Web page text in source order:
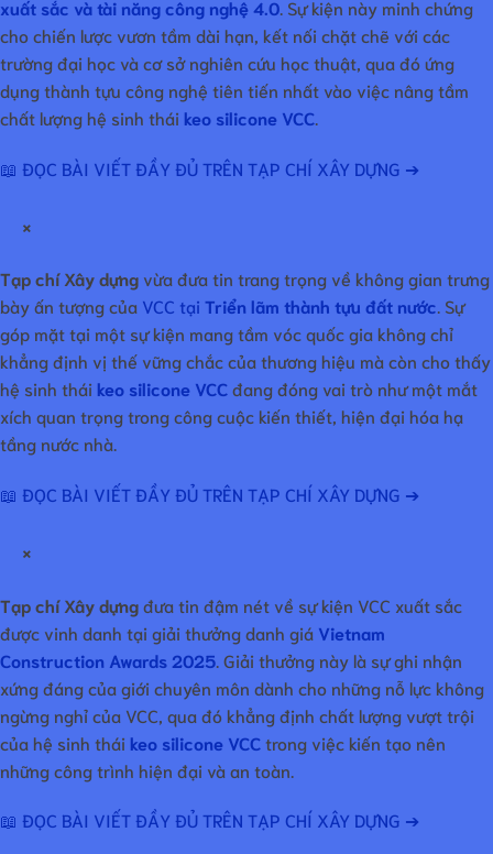
xuất sắc và tài năng công nghệ 4.0. Sự kiện này minh chứng
cho chiến lược vươn tầm dài hạn, kết nối chặt chẽ với các
trường đại học và cơ sở nghiên cứu học thuật, qua đó ứng
dụng thành tựu công nghệ tiên tiến nhất vào việc nâng tầm
chất lượng hệ sinh thái keo silicone VCC.
📖 ĐỌC BÀI VIẾT ĐẦY ĐỦ TRÊN TẠP CHÍ XÂY DỰNG ➔
×
Tạp chí Xây dựngvừa đưa tin trang trọng về không gian trưng
bày ấn tượng của VCC tại Triển lãm thành tựu đất nước. Sự
góp mặt tại một sự kiện mang tầm vóc quốc gia không chỉ
khẳng định vị thế vững chắc của thương hiệu mà còn cho thấy
hệ sinh thái keo silicone VCCđang đóng vai trò như một mắt
xích quan trọng trong công cuộc kiến thiết, hiện đại hóa hạ
tầng nước nhà.
📖 ĐỌC BÀI VIẾT ĐẦY ĐỦ TRÊN TẠP CHÍ XÂY DỰNG ➔
×
Tạp chí Xây dựngđưa tin đậm nét về sự kiện VCC xuất sắc
được vinh danh tại giải thưởng danh giá Vietnam
Construction Awards 2025 . Giải thưởng này là sự ghi nhận
xứng đáng của giới chuyên môn dành cho những nỗ lực không
ngừng nghỉ của VCC, qua đó khẳng định chất lượng vượt trội
của hệ sinh thái keo silicone VCC trong việc kiến tạo nên
những công trình hiện đại và an toàn.
📖 ĐỌC BÀI VIẾT ĐẦY ĐỦ TRÊN TẠP CHÍ XÂY DỰNG ➔